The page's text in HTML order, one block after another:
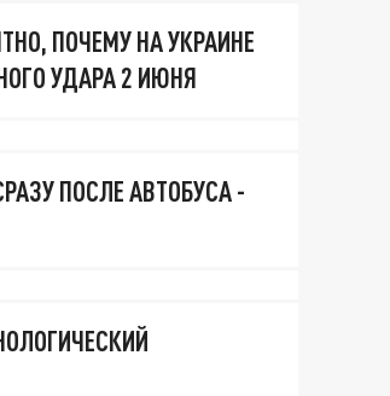
ПОЧЕМУ НА УКРАИНЕ
УДАРА 2 ИЮНЯ
ПОСЛЕ АВТОБУСА -